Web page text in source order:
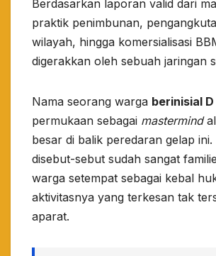
Berdasarkan laporan valid dari
praktik penimbunan,
wilayah, hingga komersialisasi
digerakkan oleh sebuah jaringan
​Nama seorang warga berinisial D
permukaan sebagai mastermind
besar di balik peredaran gelap ini.
disebut-sebut sudah sangat
warga setempat sebagai kebal
aktivitasnya yang terkesan tak
aparat.